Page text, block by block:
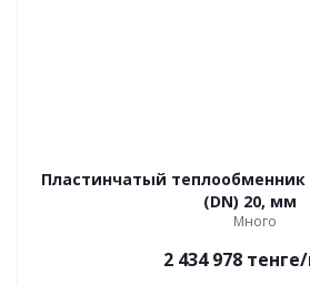
Пластинчатый
(DN) 20, мм
Много
2 434 978 тенге